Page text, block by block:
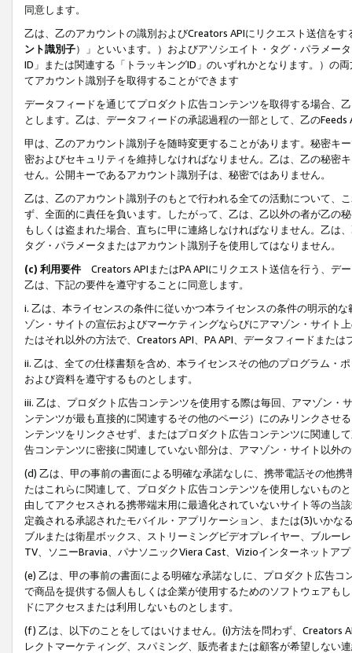
同意します。
乙は、乙のアカウントの識別およびCreators APIにリクエスト送信を
ント識別子）」といいます。）およびアソシエイト・タグ・パラメー
ID」または関連する「トラッキングID」のいずれかとなります。）の
てアカウント識別子を取得することができます
データフィードを通じてプロダクト広告コンテンツを取得する場合、
とします。乙は、データフィードの承認過程の一部として、乙の
甲は、乙のアカウント識別子を随時変更することがあります。秘密キ
密およびセキュリティを維持しなければなりません。乙は、乙の秘密
せん。公開キーであるアカウント識別子は、秘密ではありません。
乙は、乙のアカウント識別子のもとで行われる全ての活動について、
ず、全面的に責任を負います。したがって、乙は、乙以外の者が乙の
もしくは盗まれた場合、直ちに甲に連絡しなければなりません。乙は
タグ・パラメータまたはアカウント識別子を使用してはなりません。
(c) 利用要件 Creators APIまたはPA APIにリクエスト送信を行う、デ
乙は、下記の要件を遵守することに同意します。
i. 乙は、本ライセンスの条件に従いかつ本ライセンスの条件の明示的
ゾン・サイトの宣伝およびマーケティングならびにアマゾン・サイト
たはそれ以外の方法で、Creators API、PA API、データフィードまた
ii. 乙は、全ての仕様書類を含め、本ライセンスその他のプログラム・
および資料を遵守するものとします。
iii. 乙は、プロダクト広告コンテンツを使用する際は毎回、アマゾン
ンテンツが最も直接的に関連するその他のページ）にのみリンクさせ
ンテンツをリンクさせず、またはプロダクト広告コンテンツに関連し
告コンテンツに密接に関連していない部分は、アマゾン・サイト以外
(d) 乙は、甲の事前の書面による明確な承諾なしに、携帯電話その他
たはこれらに関連して、プロダクト広告コンテンツを使用しないもの
由してアクセスされる携帯端末用に最適化されていないサイト等の当
定義される承認されたモバイル・アプリケーション、または(3)いか
ブルまたは衛星ボックス、ストリーミングビデオプレイヤー、ブルー
TV、ソニーBravia、パナソニックViera Cast、Vizioインターネットア
(e) 乙は、甲の事前の書面による明確な承諾なしに、プロダクト広告
で商品を提供する個人もしくは企業が使用するためのソフトウェアも
ドにアクセスまたは利用しないものとします。
(f) 乙は、以下のことをしてはいけません。(i)方法を問わず、Creators
レクトマーケティング、スパミング、販売者または顧客が希望しない